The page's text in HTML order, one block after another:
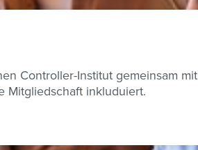
Controller-Institut gemeinsam mit
Mitgliedschaft inkluduiert.